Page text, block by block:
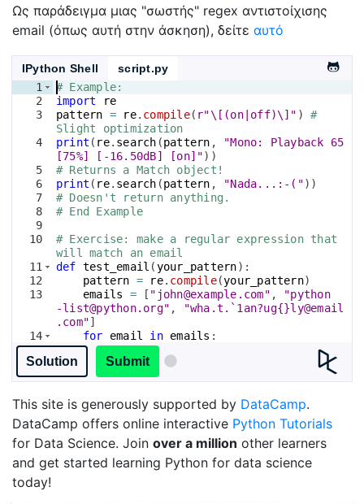
Ως παράδειγμα μιας "σωστής" regex αντιστοίχισης
email (όπως αυτή στην άσκηση), δείτε αυτό
IPython Shell
script.py
1
2
3
4
5
6
7
8
9
10
11
12
13
14
15
# Example:
import
re
pattern = re. compile( r"\[(on|off)\]" )
#
Slight optimization
print ( re. search (pattern ,
"Mono: Playback 65
[75%] [-16.50dB] [on]"))
# Returns a Match object!
print ( re. search (pattern , "Nada...:-("))
# Doesn't return anything.
# End Example
# Exercise: make a regular expression that
will match an email
def test_email (your_pattern) :
pattern = re. compile(your_pattern)
emails
= [ "john@example.com" ,
"python
-list@python.org" ,
"wha.t.`1an?ug{}ly@email
.com"]
for
email in emails :
if not re :
Solution Submit
This site is generously supported by DataCamp.
DataCamp offers online interactive Python Tutorials
for Data Science. Join over a million other learners
and get started learning Python for data science
today!